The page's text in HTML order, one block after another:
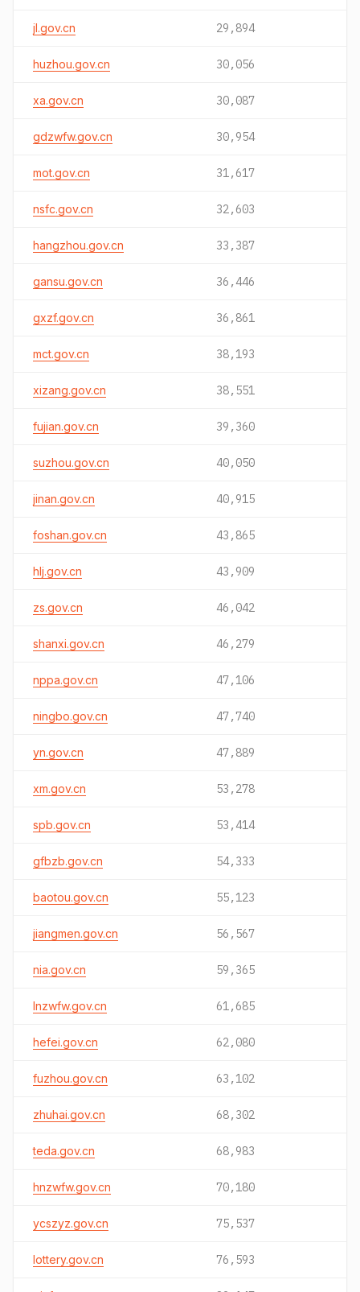
jl.gov.cn 29,894
huzhou.gov.cn 30,056
xa.gov.cn 30,087
gdzwfw.gov.cn 30,954
mot.gov.cn 31,617
nsfc.gov.cn 32,603
hangzhou.gov.cn 33,387
gansu.gov.cn 36,446
gxzf.gov.cn 36,861
mct.gov.cn 38,193
xizang.gov.cn 38,551
fujian.gov.cn 39,360
suzhou.gov.cn 40,050
jinan.gov.cn 40,915
foshan.gov.cn 43,865
hlj.gov.cn 43,909
zs.gov.cn 46,042
shanxi.gov.cn 46,279
nppa.gov.cn 47,106
ningbo.gov.cn 47,740
yn.gov.cn 47,889
xm.gov.cn 53,278
spb.gov.cn 53,414
gfbzb.gov.cn 54,333
baotou.gov.cn 55,123
jiangmen.gov.cn 56,567
nia.gov.cn 59,365
lnzwfw.gov.cn 61,685
hefei.gov.cn 62,080
fuzhou.gov.cn 63,102
zhuhai.gov.cn 68,302
teda.gov.cn 68,983
hnzwfw.gov.cn 70,180
ycszyz.gov.cn 75,537
lottery.gov.cn 76,593